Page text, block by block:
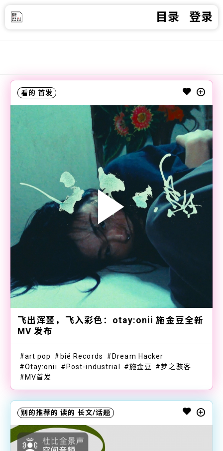
目录 登录
看的 首发
飞出浑噩，飞入彩色：otay:onii 施金豆全新
MV 发布
art pop bié Records
Dream Hacker
Otay:onii
Post-industrial 施金豆
梦之骇客
MV首发
别的推荐的 读的 长文/话题